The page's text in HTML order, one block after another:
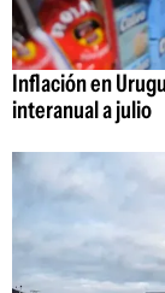
Inflación en
interanual a julio